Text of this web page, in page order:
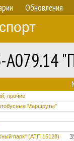
Обновления
прочие
Маршруты"
парк" (АТП 15128)